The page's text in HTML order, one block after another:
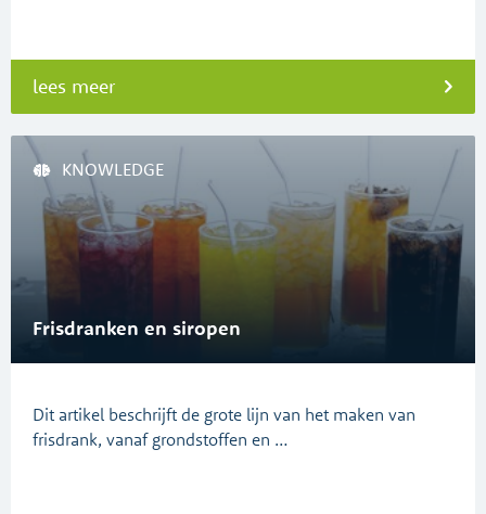
lees meer
KNOWLEDGE
Frisdranken en siropen
Dit artikel beschrijft de grote lijn van het maken van
frisdrank, vanaf grondstoffen en …